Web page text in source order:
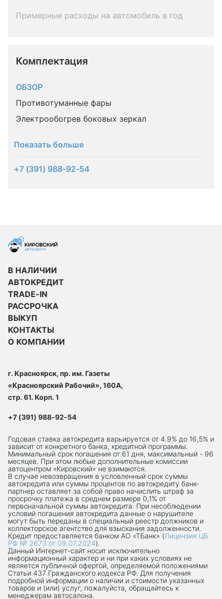
Примерные расходы на автомобиль в год
Комплектация
ОБЗОР
Противотуманные фары
Электрообогрев боковых зеркал
Показать больше
+7 (391) 988-92-54
В НАЛИЧИИ
АВТОКРЕДИТ
TRADE-IN
РАССРОЧКА
ВЫКУП
КОНТАКТЫ
О КОМПАНИИ
г. Красноярск, пр. им. Газеты
«Красноярский Рабочий», 160А,
стр. 61. Корп. 1
+7 (391) 988-92-54
Годовая ставка автокредита варьируется от 4.9% до 16,5% и
зависит от конкретного банка, кредитной программы.
Минимальный срок погашения от 61 дня, максимальный - 96
месяцев. При этом любые дополнительные комиссии
автоцентром «Кировский» не взимаются.
В случае невозвращения в условленный срок суммы
автокредита или суммы процентов по автокредиту банк-
партнер оставляет за собой право начислить штраф за
просрочку платежа в среднем размере 0,1% от
первоначальной суммы автокредита. При несоблюдении
условий погашения автокредита данные о нарушителе
могут быть переданы в специальный реестр должников и
коллекторское агентство для взыскания задолженности.
Кредит предоставляется банком АО «ТБанк» (Лицензия ЦБ
РФ № 2673 от 09.07.2024).
Данный Интернет-сaйт носит исключительно
информационный характер и ни при каких условиях не
является публичной офертой, определяемой положениями
Статьи 437 Гражданского кодекса РФ. Для получения
подробной информации о наличии и стоимости указанных
товаров и (или) услуг, пожалуйста, обращайтесь к
менеджерам автосалона.